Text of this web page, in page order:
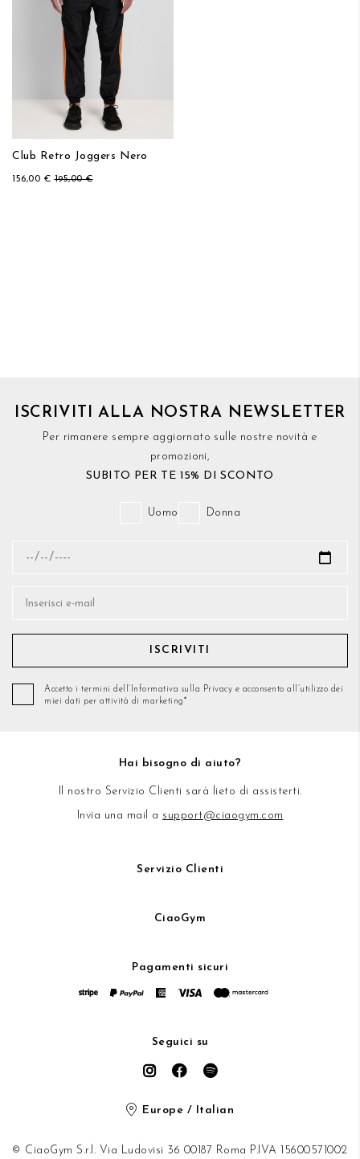
Club Retro Joggers Nero
156,00 € 195,00 €
ISCRIVITI ALLA NOSTRA NEWSLETTER
Per rimanere sempre aggiornato sulle nostre novità e
promozioni,
SUBITO PER TE 15% DI SCONTO
Uomo Donna
ISCRIVITI
Accetto i termini dell’Informativa sulla Privacy e acconsento all’utilizzo dei
miei dati per attività di marketing*
Hai bisogno di aiuto?
Il nostro Servizio Clienti sarà lieto di assisterti.
Invia una mail a support@ciaogym.com
Servizio Clienti
CiaoGym
Pagamenti sicuri
Seguici su
Europe / Italian
© CiaoGym S.r.l. Via Ludovisi 36 00187 Roma P.IVA 15600571002